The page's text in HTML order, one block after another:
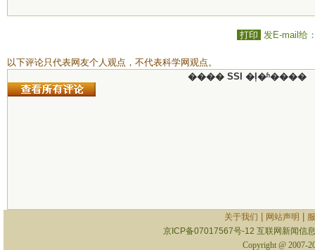
打印 发E-mail给
以下评论只代表网友个人观点，不代表科学网观点。
���� SSI �ļ�ʱ����
关于我们 网站声明
京ICP备07017567号-12 互联网新闻信
Copyright @ 2007-